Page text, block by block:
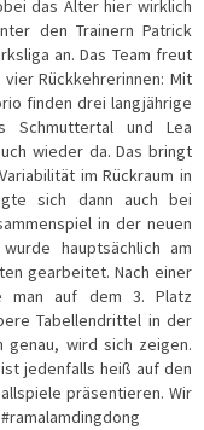
das Alter hier wirklich
den Trainern Patrick
an. Das Team freut
Rückkehrerinnen: Mit
finden drei langjährige
Schmuttertal und Lea
wieder da. Das bringt
im Rückraum in
sich dann auch bei
in der neuen
hauptsächlich am
gearbeitet. Nach einer
man auf dem 3. Platz
Tabellendrittel in der
genau, wird sich zeigen.
jedenfalls heiß auf den
präsentieren. Wir